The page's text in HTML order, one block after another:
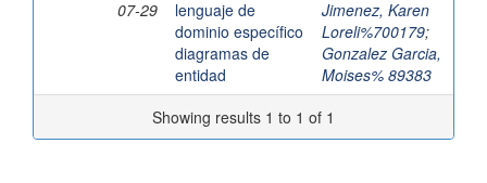
07-29
lenguaje de
dominio específico
diagramas de
entidad
Jimenez, Karen
Loreli%700179;
Gonzalez Garcia,
Moises% 89383
Showing results 1 to 1 of 1